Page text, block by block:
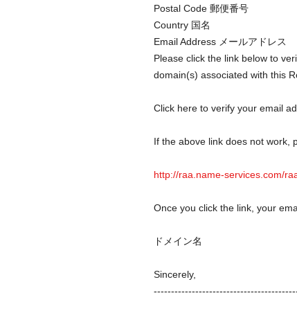
Postal Code 郵便番号
Country 国名
Email Address メールアドレス
Please click the link below to
domain(s) associated with this
Click here to verify your email
If the above link does not work,
http://raa.name-services.com/
Once you click the link, your
ドメイン名
Sincerely,